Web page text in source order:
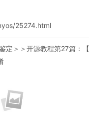
25274.html
定＞＞开源教程第27篇：